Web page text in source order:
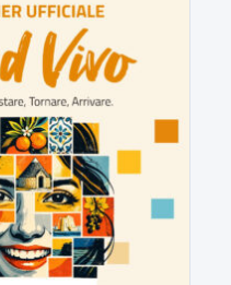
LabNews (replica)